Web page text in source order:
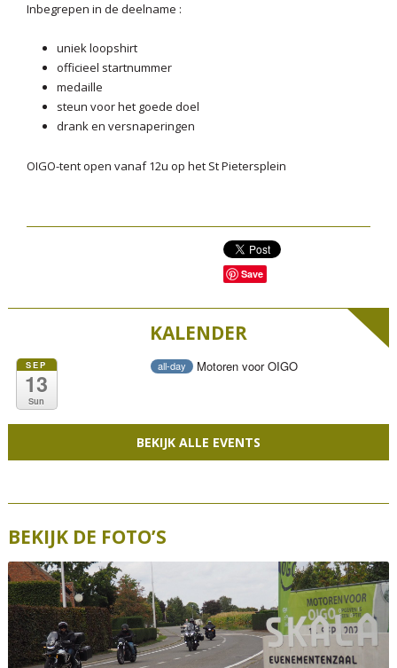
Inbegrepen in de deelname :
uniek loopshirt
officieel startnummer
medaille
steun voor het goede doel
drank en versnaperingen
OIGO-tent open vanaf 12u op het St Pietersplein
Save
KALENDER
SEP
13
Sun
all-day Motoren voor OIGO
BEKIJK ALLE EVENTS
BEKIJK DE FOTO’S